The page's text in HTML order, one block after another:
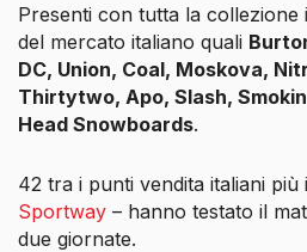
Presenti con tutta la
del mercato italiano quali
DC, Union, Coal, Moskova,
Thirtytwo, Apo, Slash,
Head Snowboards.
42 tra i punti vendita italiani
Sportway – hanno testato il
due giornate.